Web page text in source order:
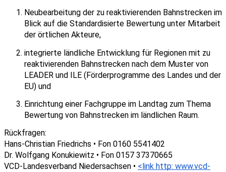
Neubearbeitung der zu reaktivierenden Bahnstrecken im
Blick auf die Standardisierte Bewertung unter Mitarbeit
der örtlichen Akteure,
integrierte ländliche Entwicklung für Regionen mit zu
reaktivierenden Bahnstrecken nach dem Muster von
LEADER und ILE (Förderprogramme des Landes und der
EU) und
Einrichtung einer Fachgruppe im Landtag zum Thema
Bewertung von Bahnstrecken im ländlichen Raum.
Rückfragen:
Hans-Christian Friedrichs • Fon 0160 5541402
Dr. Wolfgang Konukiewitz • Fon 0157 37370665
VCD-Landesverband Niedersachsen • <link http: www.vcd-